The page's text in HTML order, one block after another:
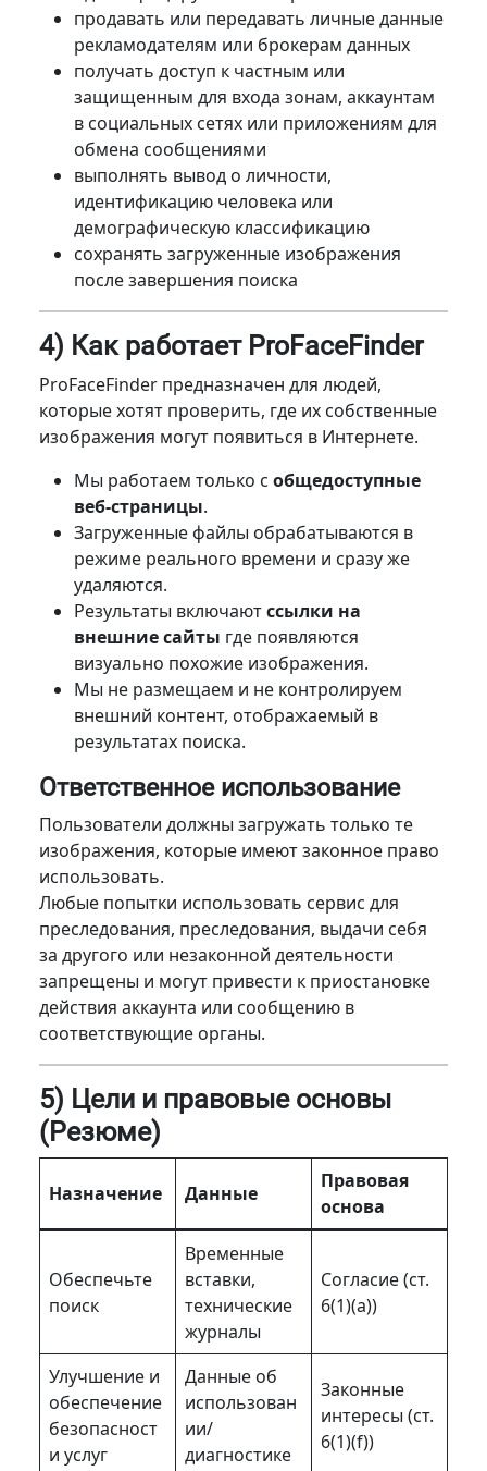
продавать или передавать личные данные
рекламодателям или брокерам данных
получать доступ к частным или
защищенным для входа зонам, аккаунтам
в социальных сетях или приложениям для
обмена сообщениями
выполнять вывод о личности,
идентификацию человека или
демографическую классификацию
сохранять загруженные изображения
после завершения поиска
4) Как работает ProFaceFinder
ProFaceFinder предназначен для людей,
которые хотят проверить, где их собственные
изображения могут появиться в Интернете.
Мы работаем только с общедоступные
веб-страницы.
Загруженные файлы обрабатываются в
режиме реального времени и сразу же
удаляются.
Результаты включаютссылки на
внешние сайты где появляются
визуально похожие изображения.
Мы не размещаем и не контролируем
внешний контент, отображаемый в
результатах поиска.
Ответственное использование
Пользователи должны загружать только те
изображения, которые имеют законное право
использовать.
Любые попытки использовать сервис для
преследования, преследования, выдачи себя
за другого или незаконной деятельности
запрещены и могут привести к приостановке
действия аккаунта или сообщению в
соответствующие органы.
5) Цели и правовые основы
(Резюме)
Назначение Данные
Правовая
основа
Обеспечьте
поиск
Временные
вставки,
технические
журналы
Согласие (ст.
6(1)(a))
Улучшение и
обеспечение
безопасност
и услуг
Данные об
использован
ии/
диагностике
Законные
интересы (ст.
6(1)(f))